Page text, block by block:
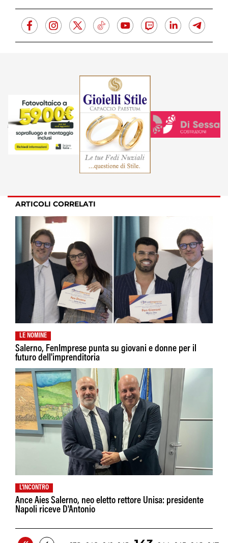
ARTICOLI CORRELATI
LE NOMINE
Salerno, FenImprese punta su giovani e donne per il
futuro dell'imprenditoria
L'INCONTRO
Ance Aies Salerno, neo eletto rettore Unisa: presidente
Napoli riceve D'Antonio